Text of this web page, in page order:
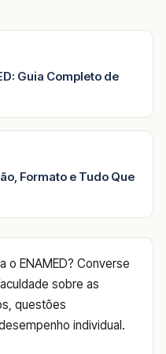
Guia Completo de
Formato e Tudo Que
o ENAMED? Converse
sobre as
questões
individual.